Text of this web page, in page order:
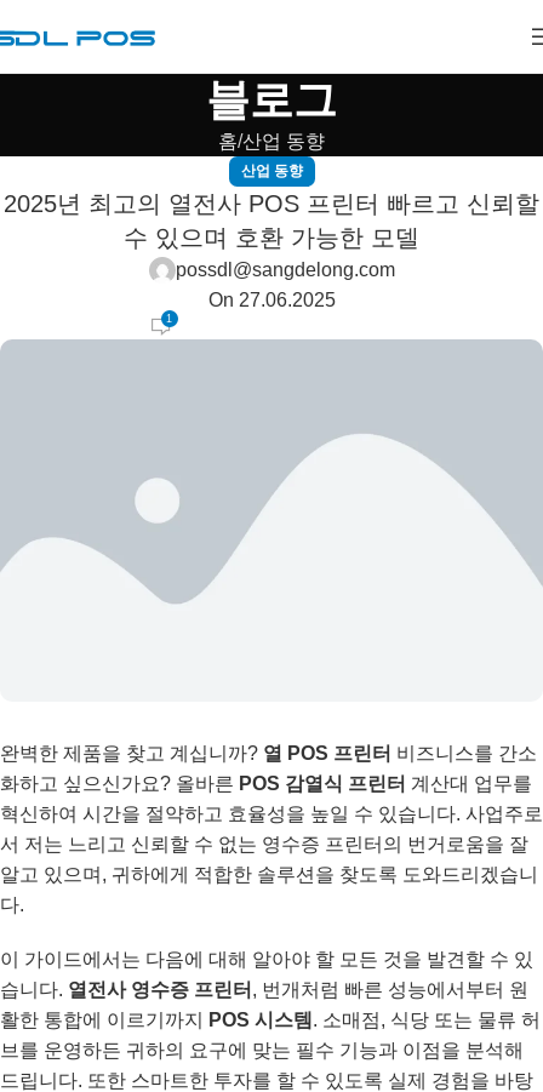
블로그
홈 산업 동향
산업 동향
2025년 최고의 열전사 POS 프린터 빠르고 신뢰할
수 있으며 호환 가능한 모델
possdl@sangdelong.com
On 27.06.2025
1
완벽한 제품을 찾고 계십니까? 열 POS 프린터 비즈니스를 간소
화하고 싶으신가요? 올바른 POS 감열식 프린터 계산대 업무를
혁신하여 시간을 절약하고 효율성을 높일 수 있습니다. 사업주로
서 저는 느리고 신뢰할 수 없는 영수증 프린터의 번거로움을 잘
알고 있으며, 귀하에게 적합한 솔루션을 찾도록 도와드리겠습니
다.
이 가이드에서는 다음에 대해 알아야 할 모든 것을 발견할 수 있
습니다. 열전사 영수증 프린터 , 번개처럼 빠른 성능에서부터 원
활한 통합에 이르기까지
POS 시스템 . 소매점, 식당 또는 물류 허
브를 운영하든 귀하의 요구에 맞는 필수 기능과 이점을 분석해
드립니다. 또한 스마트한 투자를 할 수 있도록 실제 경험을 바탕